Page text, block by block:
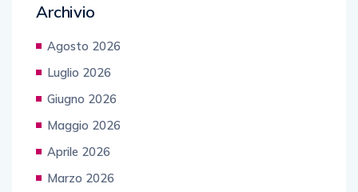
Archivio
Agosto 2026
Luglio 2026
Giugno 2026
Maggio 2026
Aprile 2026
Marzo 2026